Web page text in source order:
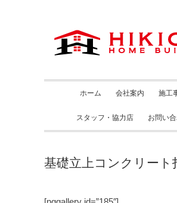
ホーム 会社案内 施工
スタッフ・協力店 お問い
基礎立上コンクリート